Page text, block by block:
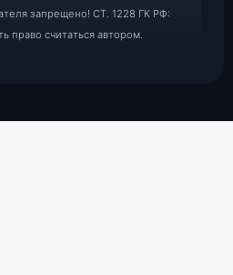
запрещено! СТ. 1228 ГК РФ:
право считаться автором.